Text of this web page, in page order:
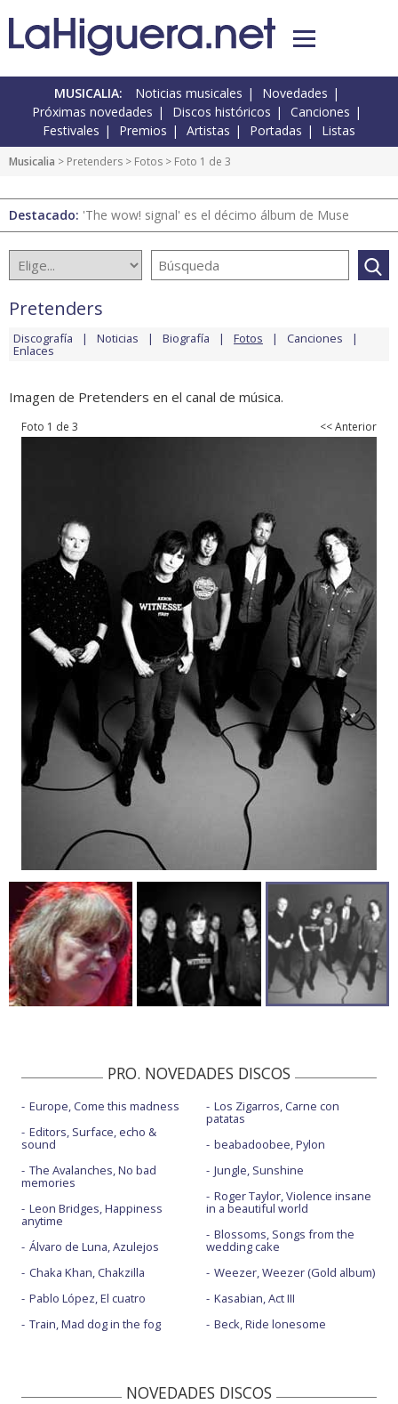
MUSICALIA: Noticias musicales
Novedades
Próximas novedades
Discos históricos
Canciones
Festivales
Premios Artistas Portadas Listas
Musicalia > Pretenders > Fotos > Foto 1 de 3
Destacado: 'The wow! signal' es el décimo álbum de Muse
Pretenders
Discografía Noticias Biografía Fotos Canciones
Enlaces
Imagen de Pretenders en el canal de música.
Foto 1 de 3 << Anterior
PRO. NOVEDADES DISCOS
Europe, Come this madness
Editors, Surface, echo &
sound
The Avalanches, No bad
memories
Leon Bridges, Happiness
anytime
Álvaro de Luna, Azulejos
Chaka Khan, Chakzilla
Pablo López, El cuatro
Train, Mad dog in the fog
Los Zigarros, Carne con
patatas
beabadoobee, Pylon
Jungle, Sunshine
Roger Taylor, Violence insane
in a beautiful world
Blossoms, Songs from the
wedding cake
Weezer, Weezer (Gold album)
Kasabian, Act III
Beck, Ride lonesome
NOVEDADES DISCOS